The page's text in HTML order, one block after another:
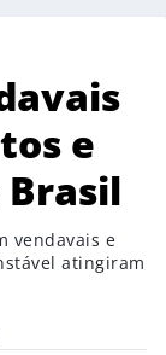
e
Brasil
vendavais e
atingiram